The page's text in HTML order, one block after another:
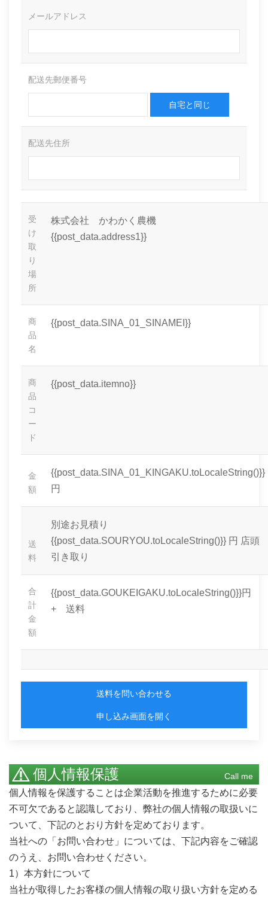
メールアドレス
配送先郵便番号
自宅と同じ
配送先住所
受
け
取
り
場
所
株式会社 かわかく農機
{{post_data.address1}}
商
品
名
{{post_data.SINA_01_SINAMEI}}
商
品
コ
ー
ド
{{post_data.itemno}}
金
額
{{post_data.SINA_01_KINGAKU.toLocaleString()}}
円
送
料
別途お見積り
{{post_data.SOURYOU.toLocaleString()}} 円 店頭
引き取り
合
計
金
額
{{post_data.GOUKEIGAKU.toLocaleString()}}円
+ 送料
送料を問い合わせる
申し込み画面を開く
個人情報保護 Call me
個人情報を保護することは企業活動を推進するために必要
不可欠であると認識しており、弊社の個人情報の取扱いに
ついて、下記のとおり方針を定めております。
当社への「お問い合わせ」については、下記内容をご確認
のうえ、お問い合わせください。
1）本方針について
当社が取得したお客様の個人情報の取り扱い方針を定める